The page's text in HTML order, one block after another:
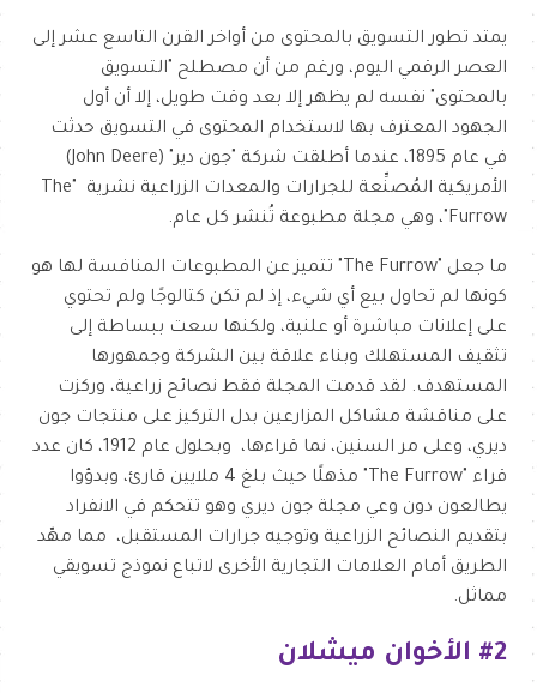
يمتد تطور التسويق بالمحتوى من أواخر القرن التاسع عشر إلى
العصر الرقمي اليوم، ورغم من أن مصطلح "التسويق
بالمحتوى" نفسه لم يظهر إلا بعد وقت طويل، إلا أن أول
الجهود المعترف بها لاستخدام المحتوى في التسويق حدثت
في عام 1895، عندما أطلقت شركة "جون دير" (John Deere)
الأمريكية المُصنِّعة للجرارات والمعدات الزراعية نشرية "The
Furrow"، وهي مجلة مطبوعة تُنشر كل عام.
ما جعل "The Furrow" تتميز عن المطبوعات المنافسة لها هو
كونها لم تحاول بيع أي شيء، إذ لم تكن كتالوجًا ولم تحتوي
على إعلانات مباشرة أو علنية، ولكنها سعت ببساطة إلى
تثقيف المستهلك وبناء علاقة بين الشركة وجمهورها
المستهدف. لقد قدمت المجلة فقط نصائح زراعية، وركزت
على مناقشة مشاكل المزارعين بدل التركيز على منتجات جون
ديري، وعلى مر السنين، نما قراءها، وبحلول عام 1912، كان عدد
قراء "The Furrow" مذهلًا حيث بلغ 4 ملايين قارئ، وبدؤوا
يطالعون دون وعي مجلة جون ديري وهو تتحكم في الانفراد
بتقديم النصائح الزراعية وتوجيه جرارات المستقبل، مما مهّد
الطريق أمام العلامات التجارية الأخرى لاتباع نموذج تسويقي
مماثل.
#2 الأخوان ميشلان